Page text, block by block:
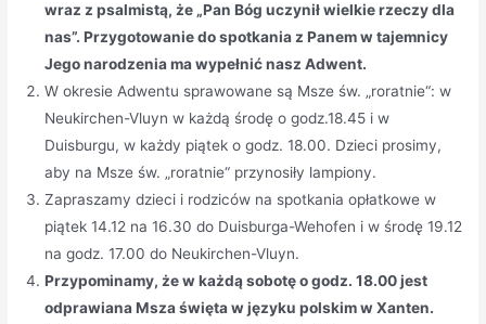
wraz z psalmistą, że „Pan Bóg uczynił wielkie rzeczy dla
nas”. Przygotowanie do spotkania z Panem w tajemnicy
Jego narodzenia ma wypełnić nasz Adwent.
W okresie Adwentu sprawowane są Msze św. „roratnie“: w
Neukirchen-Vluyn w każdą środę o godz.18.45 i w
Duisburgu, w każdy piątek o godz. 18.00. Dzieci prosimy,
aby na Msze św. „roratnie“ przynosiły lampiony.
Zapraszamy dzieci i rodziców na spotkania opłatkowe w
piątek 14.12 na 16.30 do Duisburga-Wehofen i w środę 19.12
na godz. 17.00 do Neukirchen-Vluyn.
Przypominamy, że w każdą sobotę o godz. 18.00 jest
odprawiana Msza święta w języku polskim w Xanten.